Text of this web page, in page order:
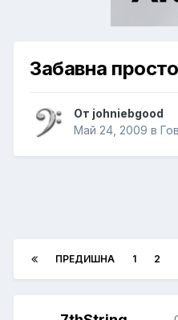
Забавна
От johniebgood
Май 24, 2009 в
ПРЕДИШНА 1 2